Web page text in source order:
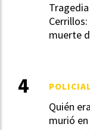
muerte
Quién
murió